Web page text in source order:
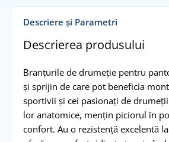
Descriere și Parametri
Descrierea produsului
Branțurile de drumeție pentru
și sprijin de care pot beneficia
sportivii și cei pasionați de
lor anatomice, mențin piciorul în
confort. Au o rezistență excelentă